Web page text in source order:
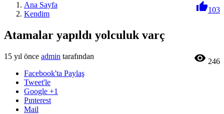
103
Ana Sayfa
Kendim
Atamalar yapıldı yolculuk varç
15 yıl önce admin tarafından  246
Facebook'ta Paylaş
Tweet'le
Google +1
Pınterest
Mail